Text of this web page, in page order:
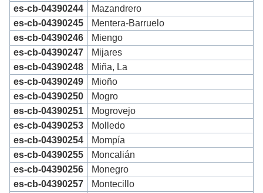
es-cb-04390244
Mazandrero
es-cb-04390245
Mentera-Barruelo
es-cb-04390246
Miengo
es-cb-04390247
Mijares
es-cb-04390248
Miña, La
es-cb-04390249
Mioño
es-cb-04390250
Mogro
es-cb-04390251
Mogrovejo
es-cb-04390253
Molledo
es-cb-04390254
Mompía
es-cb-04390255
Moncalián
es-cb-04390256
Monegro
es-cb-04390257
Montecillo